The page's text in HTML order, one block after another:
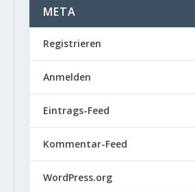
META
Registrieren
Anmelden
Eintrags-Feed
Kommentar-Feed
WordPress.org